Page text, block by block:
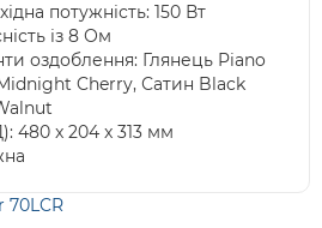
потужність: 150 Вт
із 8 Ом
оздоблення: Глянець Piano
Cherry, Сатин Black
480 x 204 x 313 мм
70LCR